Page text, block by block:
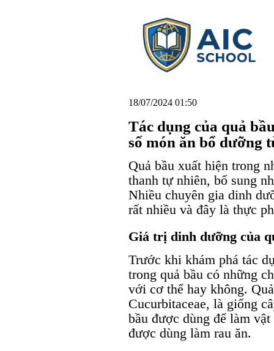
18/07/2024 01:50
Tác dụng của quả
số món ăn bổ dưỡng
Quả bầu xuất hiện trong
thanh tự nhiên, bổ sung
Nhiều chuyên gia dinh
rất nhiều và đây là thực
Giá trị dinh dưỡng của
Trước khi khám phá tác
trong quả bầu có những
với cơ thể hay không.
Cucurbitaceae, là giống
bầu được dùng để làm
được dùng làm rau ăn.